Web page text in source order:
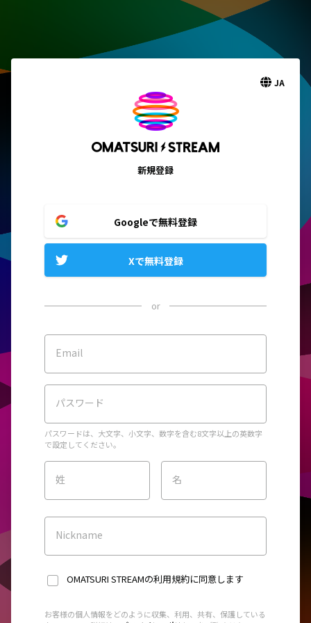
JA
新規登録
Googleで無料登録
Xで無料登録
or
Email
パスワード
パスワードは、大文字、小文字、数字を含む8文字以上の英数字
で設定してください。
姓 名
Nickname
OMATSURI STREAMの利用規約に同意します
お客様の個人情報をどのように収集、利用、共有、保護している